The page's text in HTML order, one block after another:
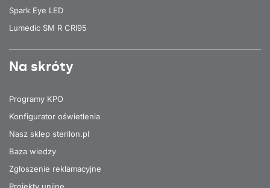
Spark Eye LED
Lumedic SM R CRI95
Na skróty
Programy KPO
Konfigurator oświetlenia
Nasz sklep sterilon.pl
Baza wiedzy
Zgłoszenie reklamacyjne
Projekty unijne